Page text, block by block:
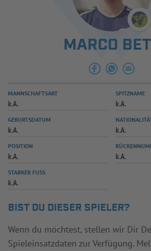
SPIELBETRIEB & VERBANDSLEBEN
AUSBILDUNG & FÖRDERUNG
MARCO
MANNSCHAFTSART
k.A.
SPITZNAME
k.A.
GEBURTSDATUM
k.A. k.A.
POSITION
k.A. k.A.
STARKER FUSS
k.A.
BIST DU DIESER SPIELER?
Wenn du möchtest, stellen wir Dir
Spieleinsatzdaten zur Verfügung.